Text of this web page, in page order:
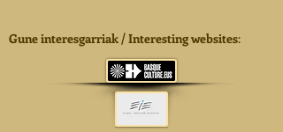
Gune interesgarriak / Interesting websites: